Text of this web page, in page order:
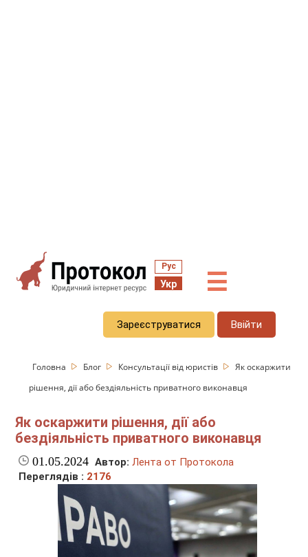
Рус
Укр ☰
Зареєструватися Ввійти
Головна Блог Консультації від юристів
Як оскаржити
рішення, дії або бездіяльність приватного виконавця
Як оскаржити рішення, дії або
бездіяльність приватного виконавця
01.05.2024 Автор: Лента от Протокола
Переглядів : 2176